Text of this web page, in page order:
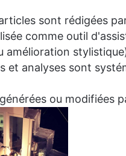
sont rédigées
comme outil
amélioration
et analyses sont
ou modifiées